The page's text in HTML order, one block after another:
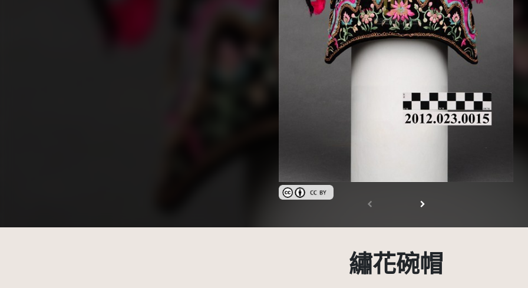
創用CC姓名標示 3.0 台灣及其後版本(CC BY 3.0 TW +)
繡花碗帽